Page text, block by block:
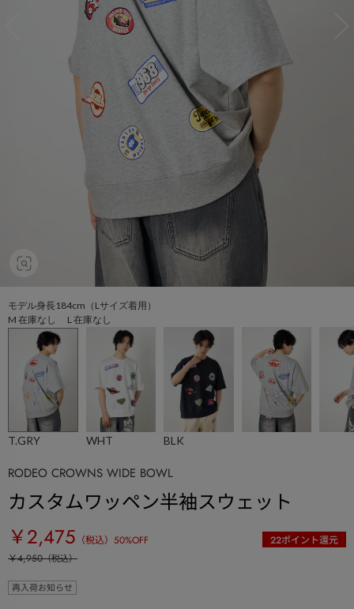
モデル身長184cm（Lサイズ着用）
M 在庫なし L 在庫なし
T.GRY WHT BLK
RODEO CROWNS WIDE BOWL
カスタムワッペン半袖スウェット
￥2,475 （税込） 50%OFF 22ポイント還元
￥4,950（税込）
再入荷お知らせ